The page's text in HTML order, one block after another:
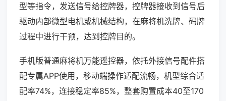
型等指令，发送信号给控牌器，控牌器接收到信号后
驱动内部微型电机或机械结构，在麻将机洗牌、码牌
过程中进行干预，达到控牌目的。
手机版普通麻将机万能遥控器，依托外接信号配件搭
配专属APP使用，移动端操作适配流畅，机型综合适
配率74%，连接稳定率85%，整套购置成本40至170